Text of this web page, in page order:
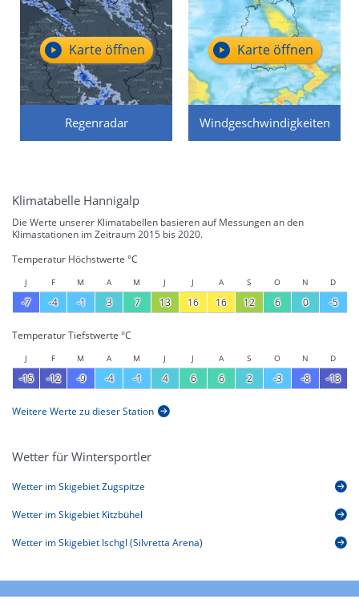
Regenradar
Karte öffnen
Windgeschwindigkeiten
Karte öffnen
Klimatabelle Hannigalp
Die Werte unserer Klimatabellen basieren auf Messungen an den
Klimastationen im Zeitraum 2015 bis 2020.
Temperatur Höchstwerte °C
J F M A M J J A S O N D
-7 -4 -1 3 7 13 16 16 12 6 0 -5
Temperatur Tiefstwerte °C
J F M A M J J A S O N D
-15 -12 -9 -4 -1 4 6 6 2 -3 -8 -13
Weitere Werte zu dieser Station
Wetter für Wintersportler
Wetter im Skigebiet Zugspitze
Wetter im Skigebiet Kitzbühel
Wetter im Skigebiet Ischgl (Silvretta Arena)